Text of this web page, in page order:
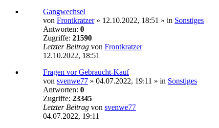
Gangwechsel
von Frontkratzer» 12.10.2022, 18:51 » in Sonstiges
Antworten: 0
Zugriffe: 21590
Letzter Beitrag von Frontkratzer
12.10.2022, 18:51
Fragen vor Gebraucht-Kauf
von svenwe77 » 04.07.2022, 19:11 » in Sonstiges
Antworten: 0
Zugriffe: 23345
Letzter Beitrag von svenwe77
04.07.2022, 19:11